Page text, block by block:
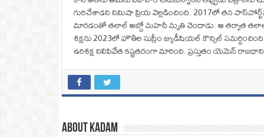
గురిచేశాడని నిమిషా ప్రియ వెల్లడించింది. 2017లో తన
మారడంతో తలాల్ అబ్దో మహదీ మృతి చెందాడు. ఆ తర్వాత తలాల్
శిక్షను 2023లో హౌతీల సుప్రీం జ్యుడీషియల్ కౌన్సిల్
ఉరిశిక్ష నిలిపివేత కష్టతరంగా మారింది. ప్రస్తుతం యెమెన్‌
About Kadam